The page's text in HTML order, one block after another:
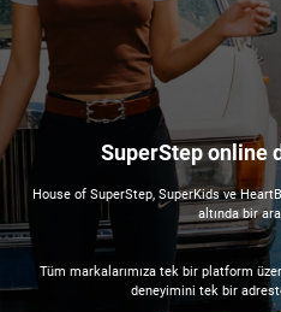
SuperStep online
House of SuperStep, SuperKids ve
altında bir
Tüm markalarımıza tek bir platform
deneyimini tek bir